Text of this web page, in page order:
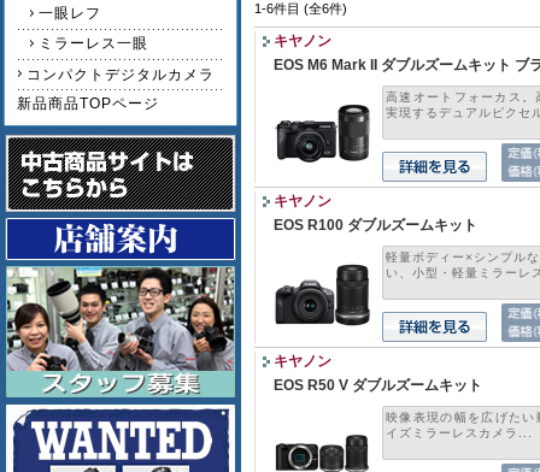
一眼レフ
ミラーレス一眼
コンパクトデジタルカメラ
新品商品TOPページ
1-6件目 (全6件)
キヤノン
EOS M6 Mark II ダブルズームキット ブ
高速オートフォーカス
実現するデュアルピクセ
キヤノン
EOS R100 ダブルズームキット
軽量ボディー×シンプル
い、小型・軽量ミラーレ
キヤノン
EOS R50 V ダブルズームキット
映像表現の幅を広げた
イズミラーレスカメラ...